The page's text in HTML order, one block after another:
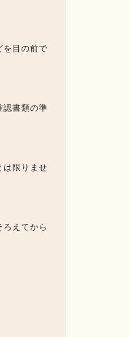
を目の前で
認書類の準
は限りませ
えてから